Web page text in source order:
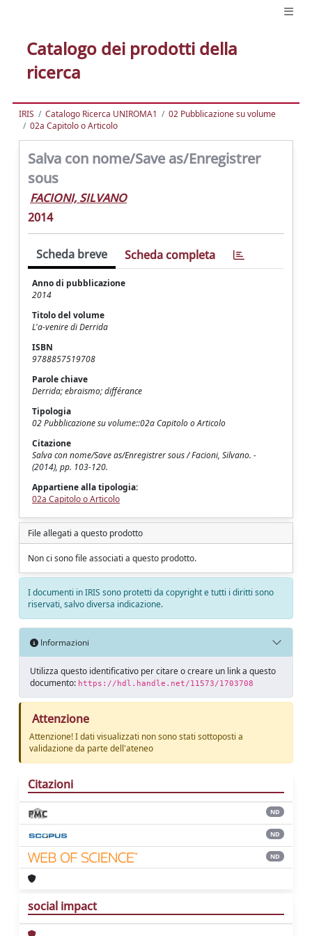
Catalogo dei prodotti della
ricerca
IRIS Catalogo Ricerca UNIROMA1
02 Pubblicazione su volume
02a Capitolo o Articolo
Salva con nome/Save as/Enregistrer
sous
FACIONI, SILVANO
2014
Scheda breve Scheda completa
Anno di pubblicazione
2014
Titolo del volume
L'a-venire di Derrida
ISBN
9788857519708
Parole chiave
Derrida; ebraismo; différance
Tipologia
02 Pubblicazione su volume::02a Capitolo o Articolo
Citazione
Salva con nome/Save as/Enregistrer sous / Facioni, Silvano. -
(2014), pp. 103-120.
Appartiene alla tipologia:
02a Capitolo o Articolo
File allegati a questo prodotto
Non ci sono file associati a questo prodotto.
I documenti in IRIS sono protetti da copyright e tutti i diritti sono
riservati, salvo diversa indicazione.
Informazioni
Utilizza questo identificativo per citare o creare un link a questo
documento: https://hdl.handle.net/11573/1703708
Attenzione
Attenzione! I dati visualizzati non sono stati sottoposti a
validazione da parte dell'ateneo
Citazioni
ND
ND
ND
social impact